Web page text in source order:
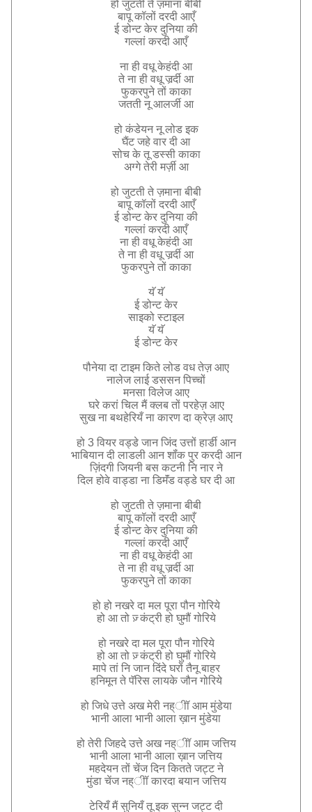
हो जुटती ते ज़माना बीबी
बापू कॉलों दरदी आएँ
ई डोन्ट केर दुनिया की
गल्लां करदी आएँ
ना ही वधू केहंदी आ
ते ना ही वधू जर्र्दी आ
फुकरपुने तों काका
जतती नू आलर्जी आ
हो कंडेयन नू लोड इक
घैंट जहे वार दी आ
सोच के तू डस्सी काका
अग्गे तेरी मर्ज़ी आ
हो जुटती ते ज़माना बीबी
बापू कॉलों दरदी आएँ
ई डोन्ट केर दुनिया की
गल्लां करदी आएँ
ना ही वधू केहंदी आ
ते ना ही वधू जर्र्दी आ
फुकरपुने तों काका
यॅ यॅ
ई डोन्ट केर
साइको स्टाइल
यॅ यॅ
ई डोन्ट केर
पौनेया दा टाइम किते लोड वध तेज़ आए
नालेज लाई डससन पिच्चों
मनसा विलेज आए
घरे करां चिल मैं क्लब तों परहेज़ आए
सुख ना बथहेरियँ ना कारण दा क्रेज़ आए
हो3 वियर वड्डे जान जिंद उत्तों हार्डी आन
भाबियान दी लाडली आन शॉंक पुर करदी आन
ज़िंदगी जियनी बस कटनी नि नार ने
दिल होवे वाड्डा ना डिमॅंड वड्डे घर दी आ
हो जुटती ते ज़माना बीबी
बापू कॉलों दरदी आएँ
ई डोन्ट केर दुनिया की
गल्लां करदी आएँ
ना ही वधू केहंदी आ
ते ना ही वधू जर्र्दी आ
फुकरपुने तों काका
हो हो नखरे दा मल पूरा पौन गोरिये
हो आ तो ज़् कंट्री हो घुमौं गोरिये
हो नखरे दा मल पूरा पौन गोरिये
हो आ तो ज़् कंट्री हो घुमौं गोरिये
मापे तां नि जान दिंदे घरों तैनू बाहर
हनिमून ते पॅरिस लायके जौन गोरिये
हो जिधे उत्ते अख मेरी नह्ीॉ आम मुंडेया
भानी आला भानी आला ख़ान मुंडेया
हो तेरी जिहदे उत्ते अख नह्ीॉ आम जत्तिय
भानी आला भानी आला ख़ान जत्तिय
महदेयन तों चेंज दिन कितते जट्ट ने
मुंडा चेंज नह्ीॉ कारदा बयान जत्तिय
टेरियँ मैं सुनियँ तू इक सुन्न जट्ट दी